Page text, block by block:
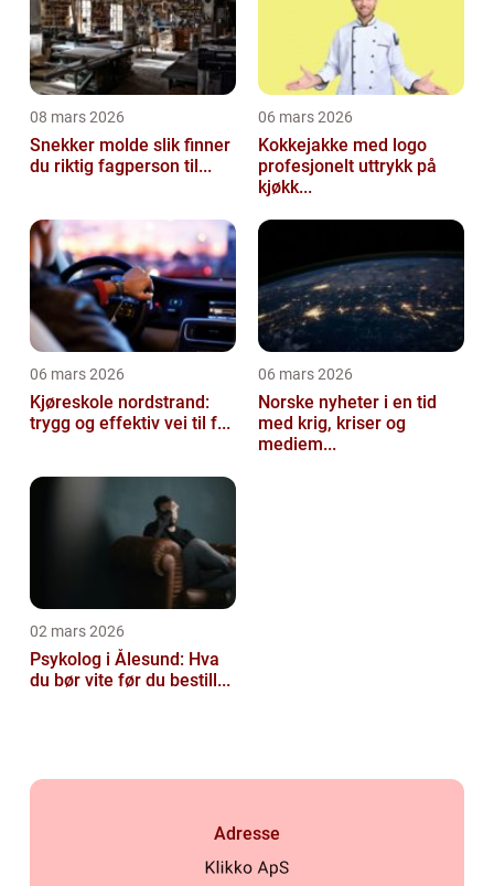
08 mars 2026
Snekker molde slik finner
du riktig fagperson til...
06 mars 2026
Kokkejakke med logo
profesjonelt uttrykk på
kjøkk...
06 mars 2026
Kjøreskole nordstrand:
trygg og effektiv vei til f...
06 mars 2026
Norske nyheter i en tid
med krig, kriser og
mediem...
02 mars 2026
Psykolog i Ålesund: Hva
du bør vite før du bestill...
Adresse